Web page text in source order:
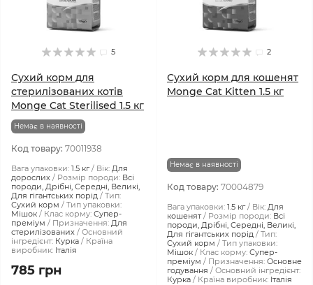
5
Сухий корм для
стерилізованих котів
Monge Cat Sterilised 1.5 кг
Немає в наявності
Код товару: 70011938
Вага упаковки: 1.5 кг Вік: Для
дорослих
Розмір породи: Всі
породи, Дрібні, Середні, Великі,
Для гігантських порід
Тип:
Сухий корм
Тип упаковки:
Мішок
Клас корму: Супер-
преміум
Призначення: Для
стерилізованих
Основний
інгредієнт: Курка
Країна
виробник: Італія
785 грн
2
Сухий корм для кошенят
Monge Cat Kitten 1.5 кг
Немає в наявності
Код товару: 70004879
Вага упаковки: 1.5 кг Вік: Для
кошенят
Розмір породи: Всі
породи, Дрібні, Середні, Великі,
Для гігантських порід
Тип:
Сухий корм
Тип упаковки:
Мішок
Клас корму: Супер-
преміум
Призначення: Основне
годування
Основний інгредієнт:
Курка
Країна виробник: Італія